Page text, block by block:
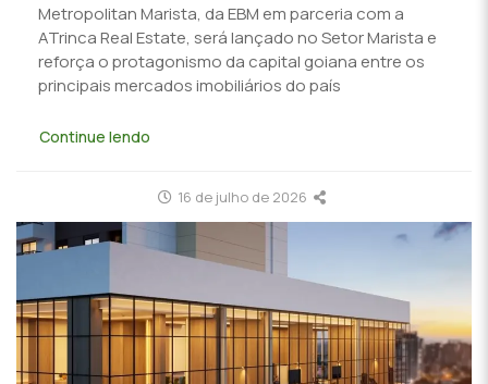
Metropolitan Marista, da EBM em parceria com a
ATrinca Real Estate, será lançado no Setor Marista e
reforça o protagonismo da capital goiana entre os
principais mercados imobiliários do país
Continue lendo
16 de julho de 2026